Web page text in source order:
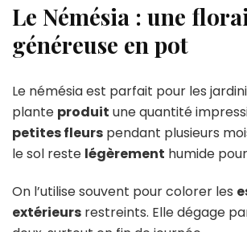
Le Némésia : une
généreuse en pot
Le némésia est parfait pour les
plante produit une quantité
petites fleurs pendant plusieurs
le sol reste légèrement humide
On l’utilise souvent pour colorer les
extérieurs restreints. Elle dégage